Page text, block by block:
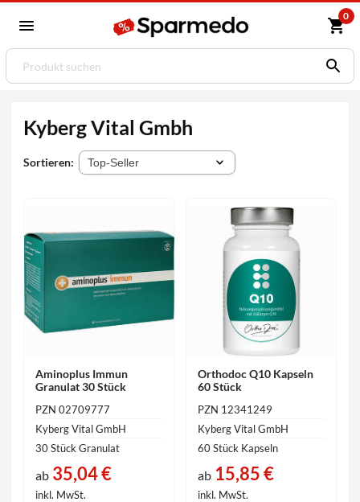
0
Kyberg Vital Gmbh
Sortieren:
Aminoplus Immun
Granulat 30 Stück
PZN 02709777
Kyberg Vital GmbH
30 Stück Granulat
ab 35,04 €
inkl. MwSt.
Orthodoc Q10 Kapseln
60 Stück
PZN 12341249
Kyberg Vital GmbH
60 Stück Kapseln
ab15,85 €
inkl. MwSt.